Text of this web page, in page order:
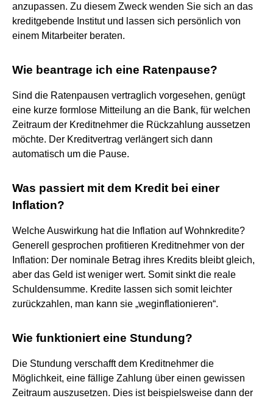
anzupassen. Zu diesem Zweck wenden Sie sich an das
kreditgebende Institut und lassen sich persönlich von
einem Mitarbeiter beraten.
Wie beantrage ich eine Ratenpause?
Sind die Ratenpausen vertraglich vorgesehen, genügt
eine kurze formlose Mitteilung an die Bank, für welchen
Zeitraum der Kreditnehmer die Rückzahlung aussetzen
möchte. Der Kreditvertrag verlängert sich dann
automatisch um die Pause.
Was passiert mit dem Kredit bei einer
Inflation?
Welche Auswirkung hat die Inflation auf Wohnkredite?
Generell gesprochen profitieren Kreditnehmer von der
Inflation: Der nominale Betrag ihres Kredits bleibt gleich,
aber das Geld ist weniger wert. Somit sinkt die reale
Schuldensumme. Kredite lassen sich somit leichter
zurückzahlen, man kann sie „weginflationieren“.
Wie funktioniert eine Stundung?
Die Stundung verschafft dem Kreditnehmer die
Möglichkeit, eine fällige Zahlung über einen gewissen
Zeitraum auszusetzen. Dies ist beispielsweise dann der